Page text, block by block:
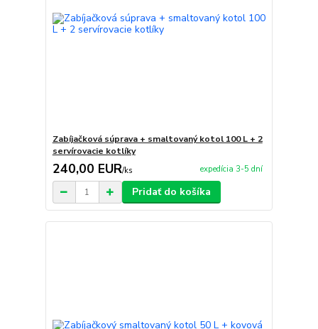
Zabíjačková súprava + smaltovaný kotol 100 L + 2
servírovacie kotlíky
240,00 EUR/ks expedícia 3-5 dní
Pridať do košíka